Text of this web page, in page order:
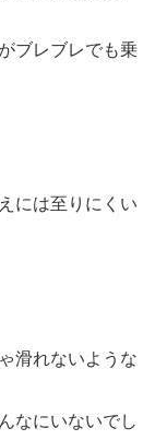
ブレブレでも乗
には至りにくい
滑れないような
なにいないでし